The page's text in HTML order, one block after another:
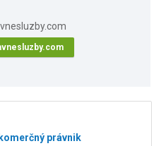
právnik